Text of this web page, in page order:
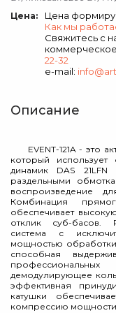
Цена:
Цена
Как мы
Свяжитесь с
22-32
e-mail:
Описание
EVENT-121A - это
который
динамик DAS
раздельными
воспроизведение
Комбинация
обеспечивает
отклик суб-басов.
система с
мощностью
способная
демодулирующее
эффективная
катушки
компрессию